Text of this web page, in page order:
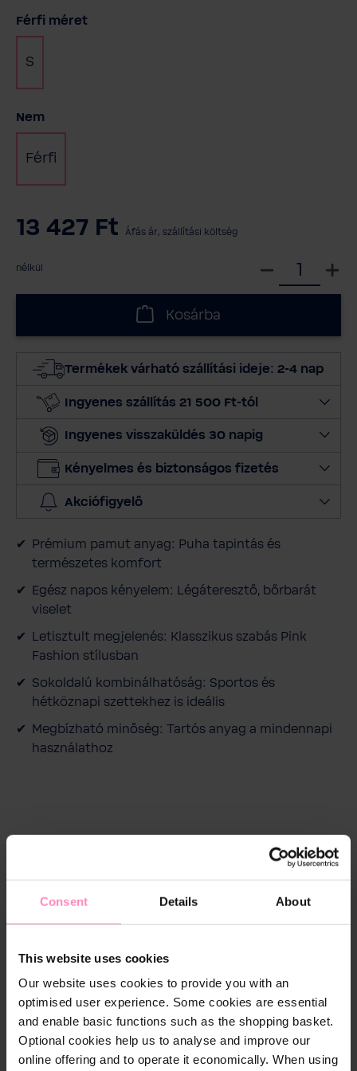
Consent Details About
This website uses cookies
Our website uses cookies to provide you with an
optimised user experience. Some cookies are essential
and enable basic functions such as the shopping basket.
Optional cookies help us to analyse and improve our
online offering and to operate it economically. When using
Válasszon
Férfi méret
S
Válasszon
Nem
Férfi
13 427 Ft Áfás ár, szállítási költség
nélkül
s
m
n
y
Kosárba
Termékek várható szállítási ideje: 2-4 nap
Ingyenes szállítás 21 500 Ft-tól
Ingyenes visszaküldés 30 napig
Kényelmes és biztonságos fizetés
Akciófigyelő
Prémium pamut anyag: Puha tapintás és
természetes komfort
Egész napos kényelem: Légáteresztő, bőrbarát
viselet
Letisztult megjelenés: Klasszikus szabás Pink
Fashion stílusban
Sokoldalú kombinálhatóság: Sportos és
hétköznapi szettekhez is ideális
Megbízható minőség: Tartós anyag a mindennapi
használathoz
ABWT klasszikus férfi pólóa mindennapi kényelem
és a letisztult stílus tökéletes találkozása. A kiváló
simul a bőrhöz.
Az anyag légáteresztő tulajdonságainak
köszönhetően egész napos komfortérzetet nyújt,
legyen szó munkáról, szabadidőről vagy aktív
hétköznapokról. A klasszikus szabás és a